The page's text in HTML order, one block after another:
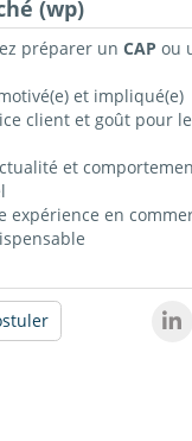
(wp)
préparer un CAP ou
et impliqué(e)
client et goût pour
et
expérience en